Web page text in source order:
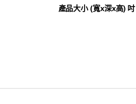
產品大小 (寬x深x高) 吋